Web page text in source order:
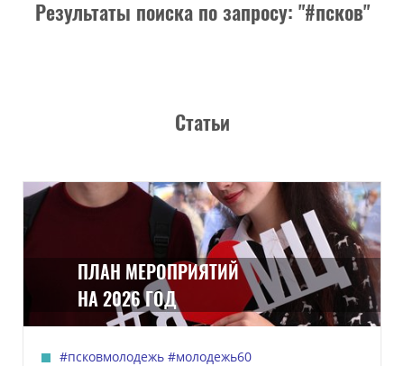
Результаты поиска по запросу: "#псков"
Статьи
ПЛАН МЕРОПРИЯТИЙ
НА 2026 ГОД
#псковмолодежь #молодежь60